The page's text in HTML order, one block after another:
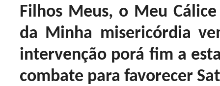
Filhos Meus, o Meu
da Minha misericórdia
intervenção porá fim a
combate para favorecer